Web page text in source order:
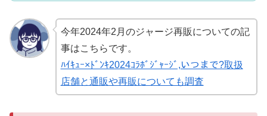
今年2024年2月のジャージ再販についての記
事はこちらです。
ﾊｲｷｭｰ×ﾄﾞﾝｷ2024ｺﾗﾎﾞｼﾞｬｰｼﾞ,いつまで?取扱
店舗と通販や再販についても調査